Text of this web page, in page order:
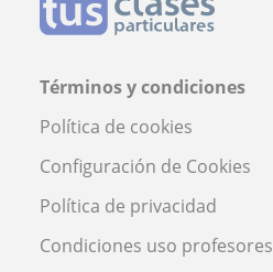
Términos y condiciones
Política de cookies
Configuración de Cookies
Política de privacidad
Condiciones uso profesores